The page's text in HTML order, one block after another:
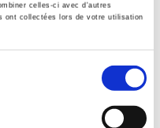
celles-ci avec d'autres
ont collectées lors de votre utilisation